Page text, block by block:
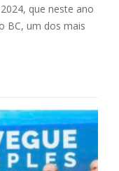
que neste ano
BC, um dos mais